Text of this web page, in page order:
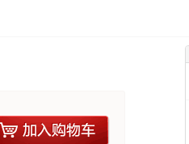
加入购物车